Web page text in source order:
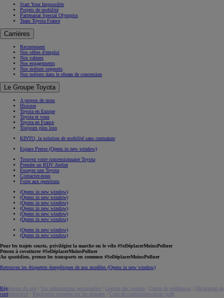
Start Your Impossible
Projets de mobilité
Partenariat Special Olympics
Team Toyota France
Carrières
Recrutement
Nos offres d'emploi
Nos valeurs
Nos engagements
Nos métiers supports
Nos métiers dans le réseau de concession
Le Groupe Toyota
A propos de nous
Histoire
Toyota en Europe
Toyota et vous
Toyota en France
Toujours plus loin
KINTO, la solution de mobilité sans contrainte
Espace Presse (Opens in new window)
Trouvez votre concessionnaire Toyota
Prendre un RDV Atelier
Essayez une Toyota
Contactez-nous
Foire aux questions
(Opens in new window)
(Opens in new window)
(Opens in new window)
(Opens in new window)
(Opens in new window)
(Opens in new window)
(Opens in new window)
(Opens in new window)
Pour les trajets courts, privilégiez la marche ou le vélo #SeDéplacerMoinsPolluer
Pensez à covoiturer #SeDéplacerMoinsPolluer
Au quotidien, prenez les transports en commun #SeDéplacerMoinsPolluer
Retrouvez les étiquettes énergétiques de nos modèles (Opens in new window)
Réglement du site Vos informations personnelles Gestion des cookies Centre de préférences
Déclaration de
confidentialité
Règlement européen sur les données Code de conduitedownload (pdf(